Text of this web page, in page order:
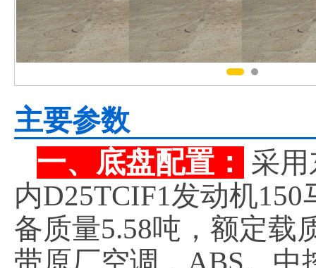
主要参数
一、底盘配置：
采用
内D25TCIF1发动机
备质量5.58吨，额定载